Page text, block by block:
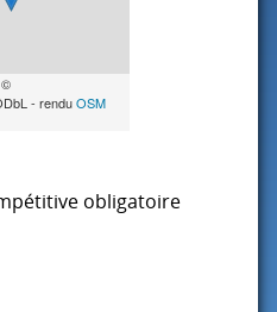
©
- renduOSM
obligatoire